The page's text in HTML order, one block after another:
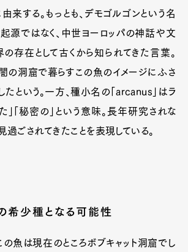
由来する。もっとも、デモゴルゴンという名
源ではなく、中世ヨーロッパの神話や文
存在として古くから知られてきた言葉。
の洞窟で暮らすこの魚のイメージにふさ
たという。一方、種小名の「arcanus」はラ
」「秘密の」という意味。長年研究されな
過ごされてきたことを表現している。
希少種となる可能性
の魚は現在のところボブキャット洞窟でし